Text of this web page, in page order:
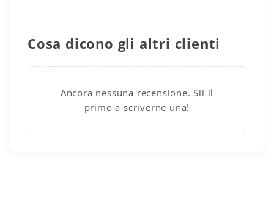
Cosa dicono gli altri clienti
Ancora nessuna recensione. Sii il
primo a scriverne una!